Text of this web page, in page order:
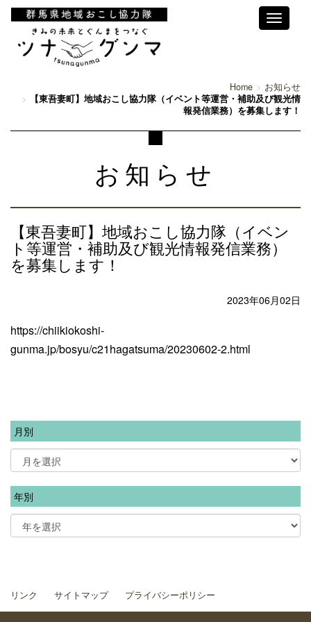
Toggle
Home
お知らせ
【東吾妻町】地域おこし協力隊（イベント等運営・補助及び観光情
報発信業務）を募集します！
お知らせ
【東吾妻町】地域おこし協力隊（イベン
ト等運営・補助及び観光情報発信業務）
を募集します！
2023年06月02日
https://chiikiokoshi-
gunma.jp/bosyu/c21hagatsuma/20230602-2.html
月別
年別
リンク サイトマップ プライバシーポリシー